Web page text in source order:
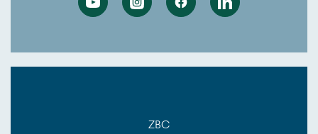
YoutubeInstagramFacebookLinkedin
ZBC